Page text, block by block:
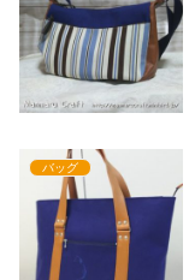
バッグ